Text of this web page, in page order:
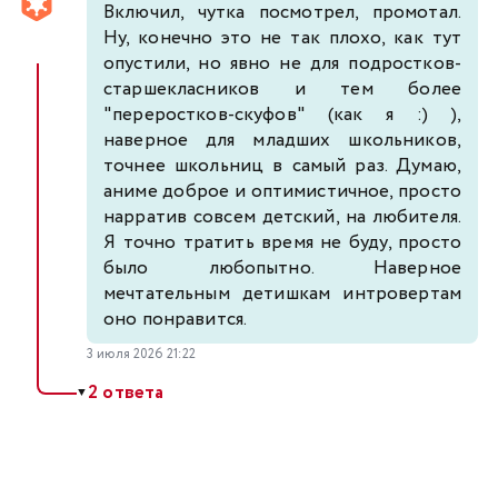
Включил, чутка посмотрел, промотал.
Ну, конечно это не так плохо, как тут
опустили, но явно не для подростков-
старшекласников и тем более
"переростков-скуфов" (как я :) ),
наверное для младших школьников,
точнее школьниц в самый раз. Думаю,
аниме доброе и оптимистичное, просто
нарратив совсем детский, на любителя.
Я точно тратить время не буду, просто
было любопытно. Наверное
мечтательным детишкам интровертам
оно понравится.
3 июля 2026 21:22
▼2 ответа